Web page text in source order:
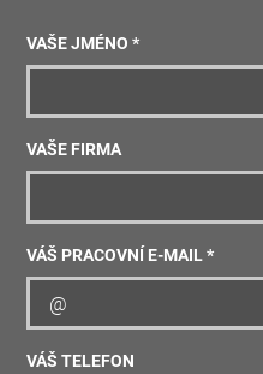
VAŠE JMÉNO *
VAŠE FIRMA
VÁŠ PRACOVNÍ E-MAIL *
VÁŠ TELEFON